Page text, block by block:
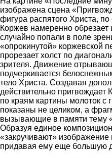
изображена сцена
фигура распятого Христа,
Коржев намеренно обрезает
случайно попали в поле
«опрокинутой» коржевской
прорезает холст по
зрителя. Движение
подчеркивается
тело Христа. Создавая
действительно пригвождает
по краям картины молоток с
показаны не целиком, а
вызывающие в памяти тему
Образуя единое
«закручивают»
придавая ему еще большую